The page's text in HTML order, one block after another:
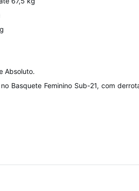
Absoluto.
Basquete Feminino Sub-21, com